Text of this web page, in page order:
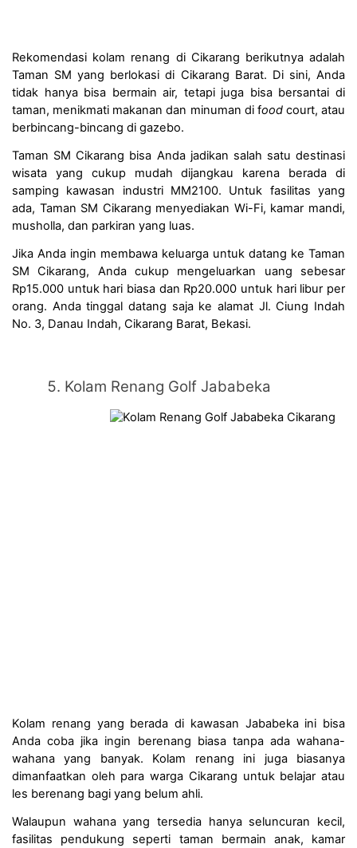
Rekomendasi kolam renang di Cikarang berikutnya adalah
Taman SM yang berlokasi di Cikarang Barat. Di sini, Anda
tidak hanya bisa bermain air, tetapi juga bisa bersantai di
taman, menikmati makanan dan minuman di food court, atau
berbincang-bincang di gazebo.
Taman SM Cikarang bisa Anda jadikan salah satu destinasi
wisata yang cukup mudah dijangkau karena berada di
samping kawasan industri MM2100. Untuk fasilitas yang
ada, Taman SM Cikarang menyediakan Wi-Fi, kamar mandi,
musholla, dan parkiran yang luas.
Jika Anda ingin membawa keluarga untuk datang ke Taman
SM Cikarang, Anda cukup mengeluarkan uang sebesar
Rp15.000 untuk hari biasa dan Rp20.000 untuk hari libur per
orang. Anda tinggal datang saja ke alamat Jl. Ciung Indah
No. 3, Danau Indah, Cikarang Barat, Bekasi.
Kolam Renang Golf Jababeka
Kolam renang yang berada di kawasan Jababeka ini bisa
Anda coba jika ingin berenang biasa tanpa ada wahana-
wahana yang banyak. Kolam renang ini juga biasanya
dimanfaatkan oleh para warga Cikarang untuk belajar atau
les berenang bagi yang belum ahli.
Walaupun wahana yang tersedia hanya seluncuran kecil,
fasilitas pendukung seperti taman bermain anak, kamar